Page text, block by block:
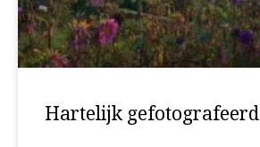
Hartelijk gefotografeerd